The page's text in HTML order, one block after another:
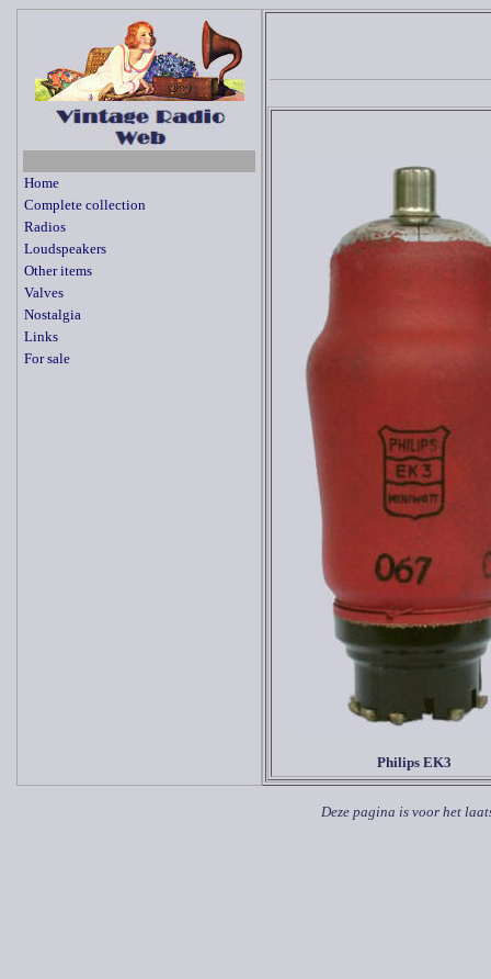
Home
Complete collection
Radios
Loudspeakers
Other items
Valves
Nostalgia
Links
For sale
Philips EK3
Deze pagina is voor het